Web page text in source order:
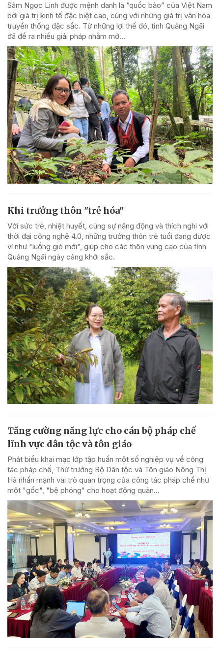
Sâm Ngọc Linh được mệnh danh là “quốc bảo” của Việt Nam
bởi giá trị kinh tế đặc biệt cao, cùng với những giá trị văn hóa
truyền thống đặc sắc. Từ những lợi thế đó, tỉnh Quảng Ngãi
đã đề ra nhiều giải pháp nhằm mở...
Khi trưởng thôn "trẻ hóa"
Với sức trẻ, nhiệt huyết, cùng sự năng động và thích nghi với
thời đại công nghệ 4.0, những trưởng thôn trẻ tuổi đang được
ví như "luồng gió mới", giúp cho các thôn vùng cao của tỉnh
Quảng Ngãi ngày càng khởi sắc.
Tăng cường năng lực cho cán bộ pháp chế
lĩnh vực dân tộc và tôn giáo
Phát biểu khai mạc lớp tập huấn một số nghiệp vụ về công
tác pháp chế, Thứ trưởng Bộ Dân tộc và Tôn giáo Nông Thị
Hà nhấn mạnh vai trò quan trọng của công tác pháp chế như
một "gốc", "bệ phóng" cho hoạt động quản...